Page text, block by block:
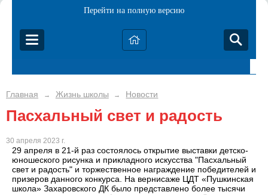
Перейти на полную версию
Главная → Жизнь школы → Новости
Пасхальный свет и радость
30 апреля 2023 г.
29 апреля в 21-й раз состоялось открытие выставки детско-
юношеского рисунка и прикладного искусства "Пасхальный
свет и радость" и торжественное награждение победителей и
призеров данного конкурса. На вернисаже ЦДТ «Пушкинская
школа» Захаровского ДК было представлено более тысячи